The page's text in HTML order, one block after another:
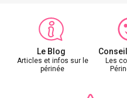
Le Blog
Articles et infos sur le
périnée
Les